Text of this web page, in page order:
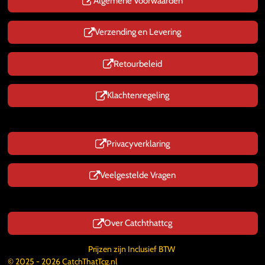
Verzending en Levering
Retourbeleid
Klachtenregeling
Privacyverklaring
Veelgestelde Vragen
Over Catchthattcg
Prijzen zijn Inclusief BTW
© 2025 - 2026 CatchThatTcg.nl